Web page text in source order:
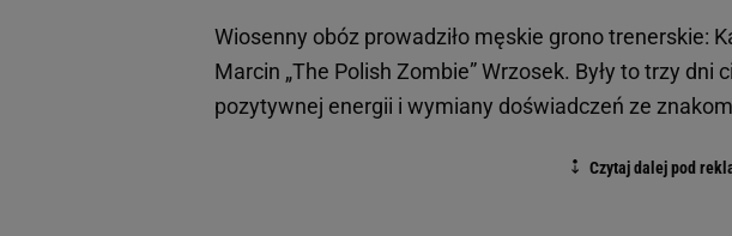
Wiosenny obóz prowadziło męskie grono trenerskie:
Marcin „The Polish Zombie” Wrzosek. Były to trzy dni
pozytywnej energii i wymiany doświadczeń ze